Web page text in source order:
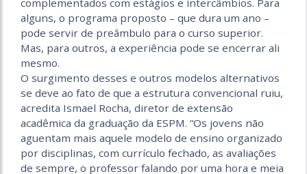
alguns, o programa proposto – que dura um ano –
pode servir de preâmbulo para o curso superior.
Mas, para outros, a experiência pode se encerrar ali
mesmo.
O surgimento desses e outros modelos alternativos
se deve ao fato de que a estrutura convencional ruiu,
acredita Ismael Rocha, diretor de extensão
acadêmica da graduação da ESPM. “Os jovens não
aguentam mais aquele modelo de ensino organizado
por disciplinas, com currículo fechado, as avaliações
de sempre, o professor falando por uma hora e meia